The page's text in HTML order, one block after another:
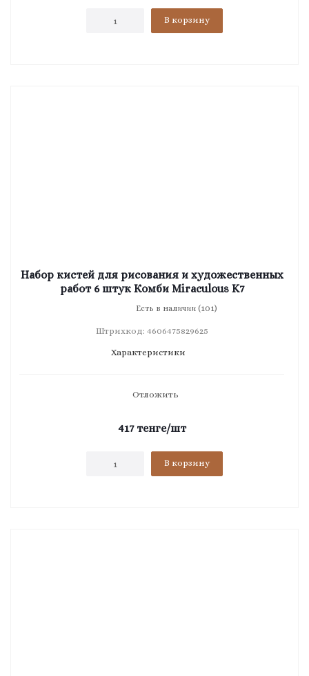
В корзину
Набор кистей для рисования и художественных
работ 6 штук Комби Miraculous K7
Есть в наличии (101)
Штрихкод: 4606475829625
Характеристики
Отложить
417тенге/шт
В корзину